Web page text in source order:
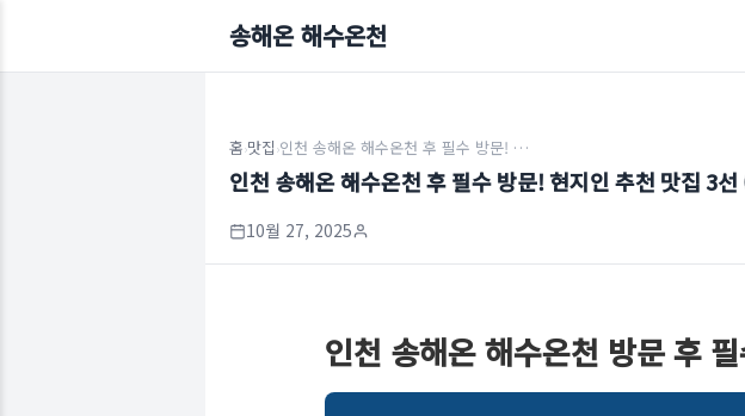
송해온 해수온천
홈›맛집› 인천 송해온 해수온천 후 필수 방문! 현지인 추천 맛집 3선 (송도갈비, 황해해물, 핏제리아)
인천 송해온 해수온천 후 필수 방문! 현지인 추천 맛집 3
10월 27, 2025
인천 송해온 해수온천 방문 후